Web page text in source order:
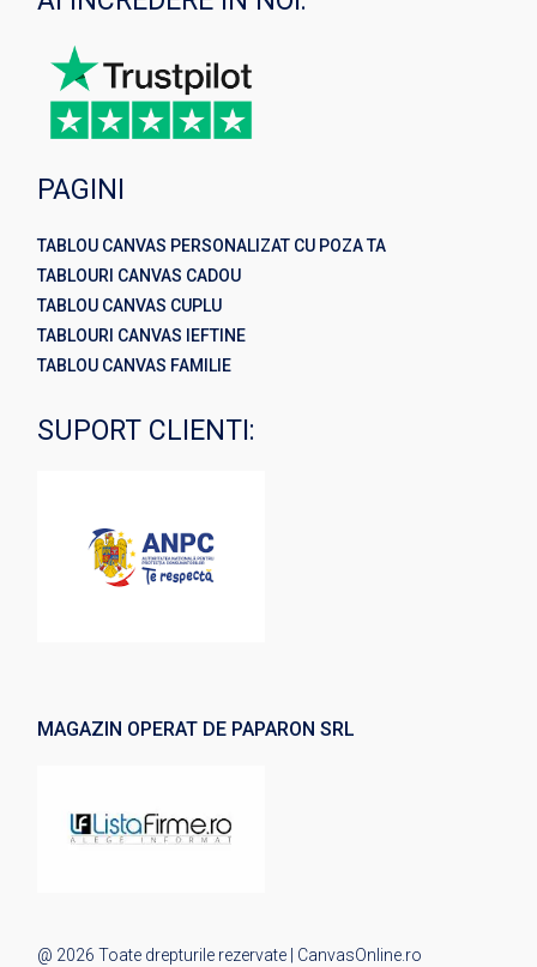
PAGINI
TABLOU CANVAS PERSONALIZAT CU POZA TA
TABLOURI CANVAS CADOU
TABLOU CANVAS CUPLU
TABLOURI CANVAS IEFTINE
TABLOU CANVAS FAMILIE
SUPORT CLIENTI:
MAGAZIN OPERAT DE PAPARON SRL
@ 2026 Toate drepturile rezervate | CanvasOnline.ro